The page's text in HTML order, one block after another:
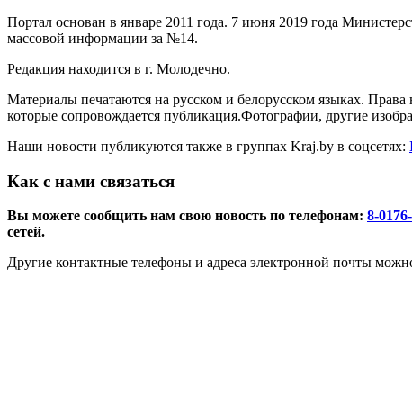
Портал основан в январе 2011 года. 7 июня 2019 года
массовой информации за №14.
Редакция находится в г. Молодечно.
Материалы печатаются на русском и белорусском языках.
которые сопровождается публикация.Фотографии, другие
Наши новости публикуются также в группах Kraj.by в соцсетях:
Как с нами связаться
Вы можете сообщить нам свою новость по телефонам: 8-
сетей.
Другие контактные телефоны и адреса электронной почты